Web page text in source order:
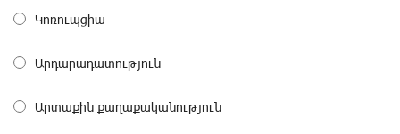
Վեհափառ Հայրապետը աղոթք է հնչեցնում
ժողովրդի հետ
Կոռուպցիա
Արդարադատություն
Արտաքին քաղաքականություն